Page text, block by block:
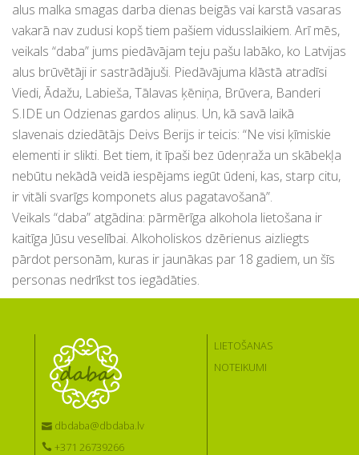
alus malka smagas darba dienas beigās vai karstā vasaras
vakarā nav zudusi kopš tiem pašiem vidusslaikiem. Arī mēs,
veikals “daba” jums piedāvājam teju pašu labāko, ko Latvijas
alus brūvētāji ir sastrādājuši. Piedāvājuma klāstā atradīsi
Viedi, Ādažu, Labieša, Tālavas ķēniņa, Brūvera, Banderi
S.IDE un Odzienas gardos aliņus. Un, kā savā laikā
slavenais dziedātājs Deivs Berijs ir teicis: “Ne visi ķīmiskie
elementi ir slikti. Bet tiem, it īpaši bez ūdeņraža un skābekļa
nebūtu nekādā veidā iespējams iegūt ūdeni, kas, starp citu,
ir vitāli svarīgs komponets alus pagatavošanā”.
Veikals “daba” atgādina: pārmērīga alkohola lietošana ir
kaitīga Jūsu veselībai. Alkoholiskos dzērienus aizliegts
pārdot personām, kuras ir jaunākas par 18 gadiem, un šīs
personas nedrīkst tos iegādāties.
dbdaba@dbdaba.lv
+371 26739266
LIETOŠANAS
NOTEIKUMI